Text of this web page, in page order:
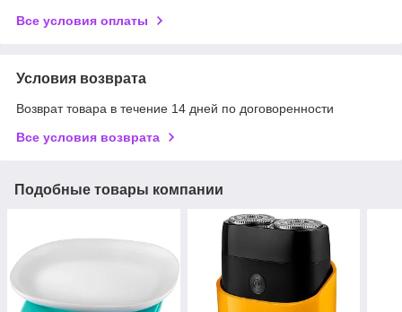
Все условия оплаты
Условия возврата
Возврат товара в течение 14 дней по договоренности
Все условия возврата
Подобные товары компании